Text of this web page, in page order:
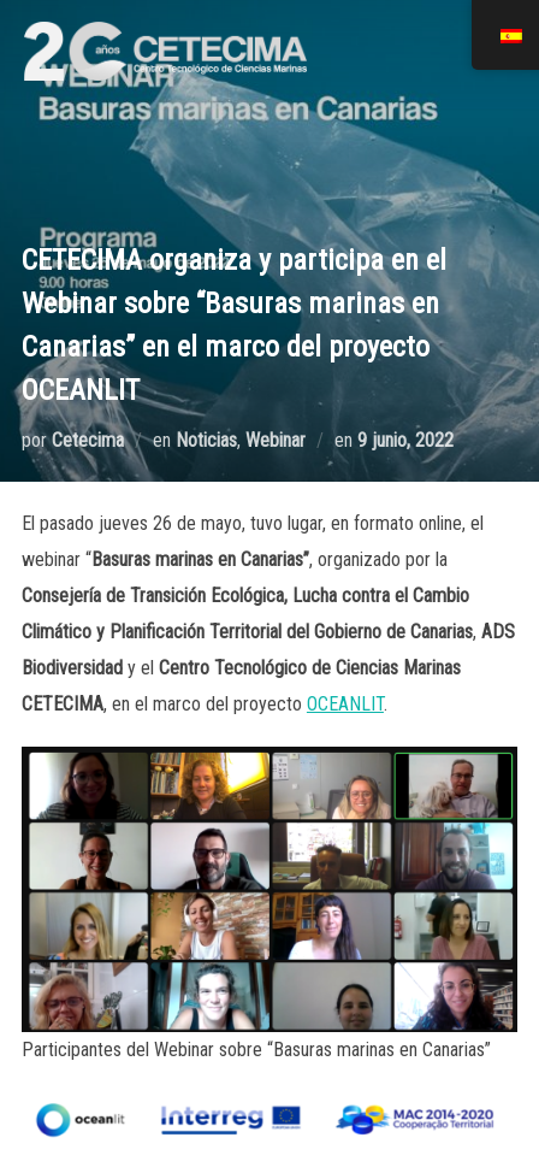
CETECIMA organiza y participa en el
Webinar sobre “Basuras marinas en
Canarias” en el marco del proyecto
OCEANLIT
porCetecima en Noticias, Webinar en 9 junio, 2022
El pasado jueves 26 de mayo, tuvo lugar, en formato online, el
webinar “Basuras marinas en Canarias”, organizado por la
Consejería de Transición Ecológica, Lucha contra el Cambio
Climático y Planificación Territorial del Gobierno de Canarias, ADS
Biodiversidady el Centro Tecnológico de Ciencias Marinas
CETECIMA, en el marco del proyecto OCEANLIT.
Participantes del Webinar sobre “Basuras marinas en Canarias”